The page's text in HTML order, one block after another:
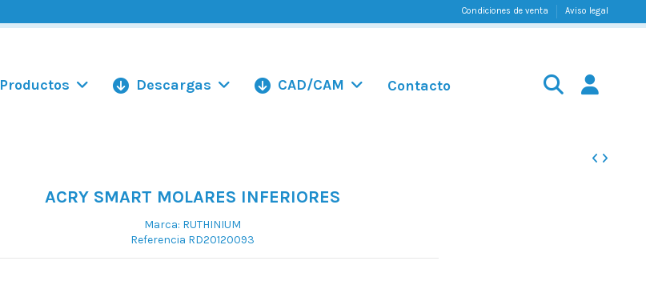
Condiciones de venta Aviso legal
Productos Descargas CAD/CAM Contacto
ACRY SMART MOLARES INFERIORES
Marca: RUTHINIUM
Referencia RD20120093